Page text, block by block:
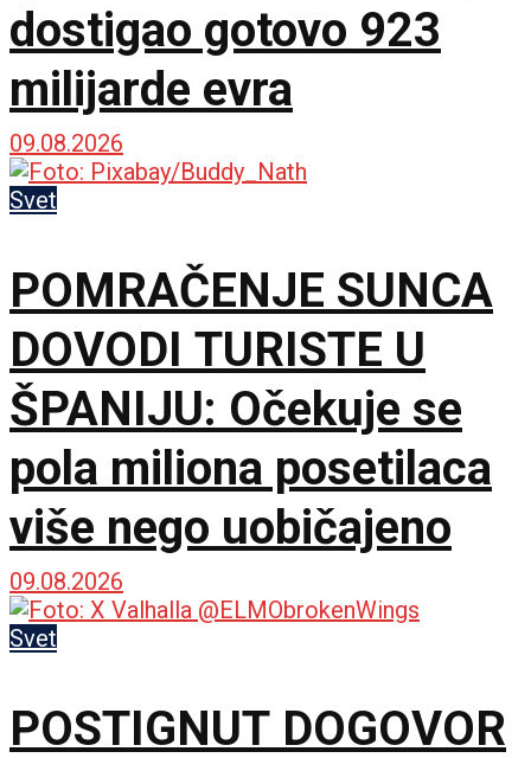
dostigao gotovo 923
milijarde evra
09.08.2026
Svet
POMRAČENJE SUNCA
DOVODI TURISTE U
ŠPANIJU: Očekuje se
pola miliona posetilaca
više nego uobičajeno
09.08.2026
Svet
POSTIGNUT DOGOVOR